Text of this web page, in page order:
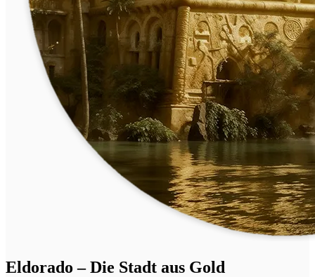
Eldorado – Die Stadt aus Gold